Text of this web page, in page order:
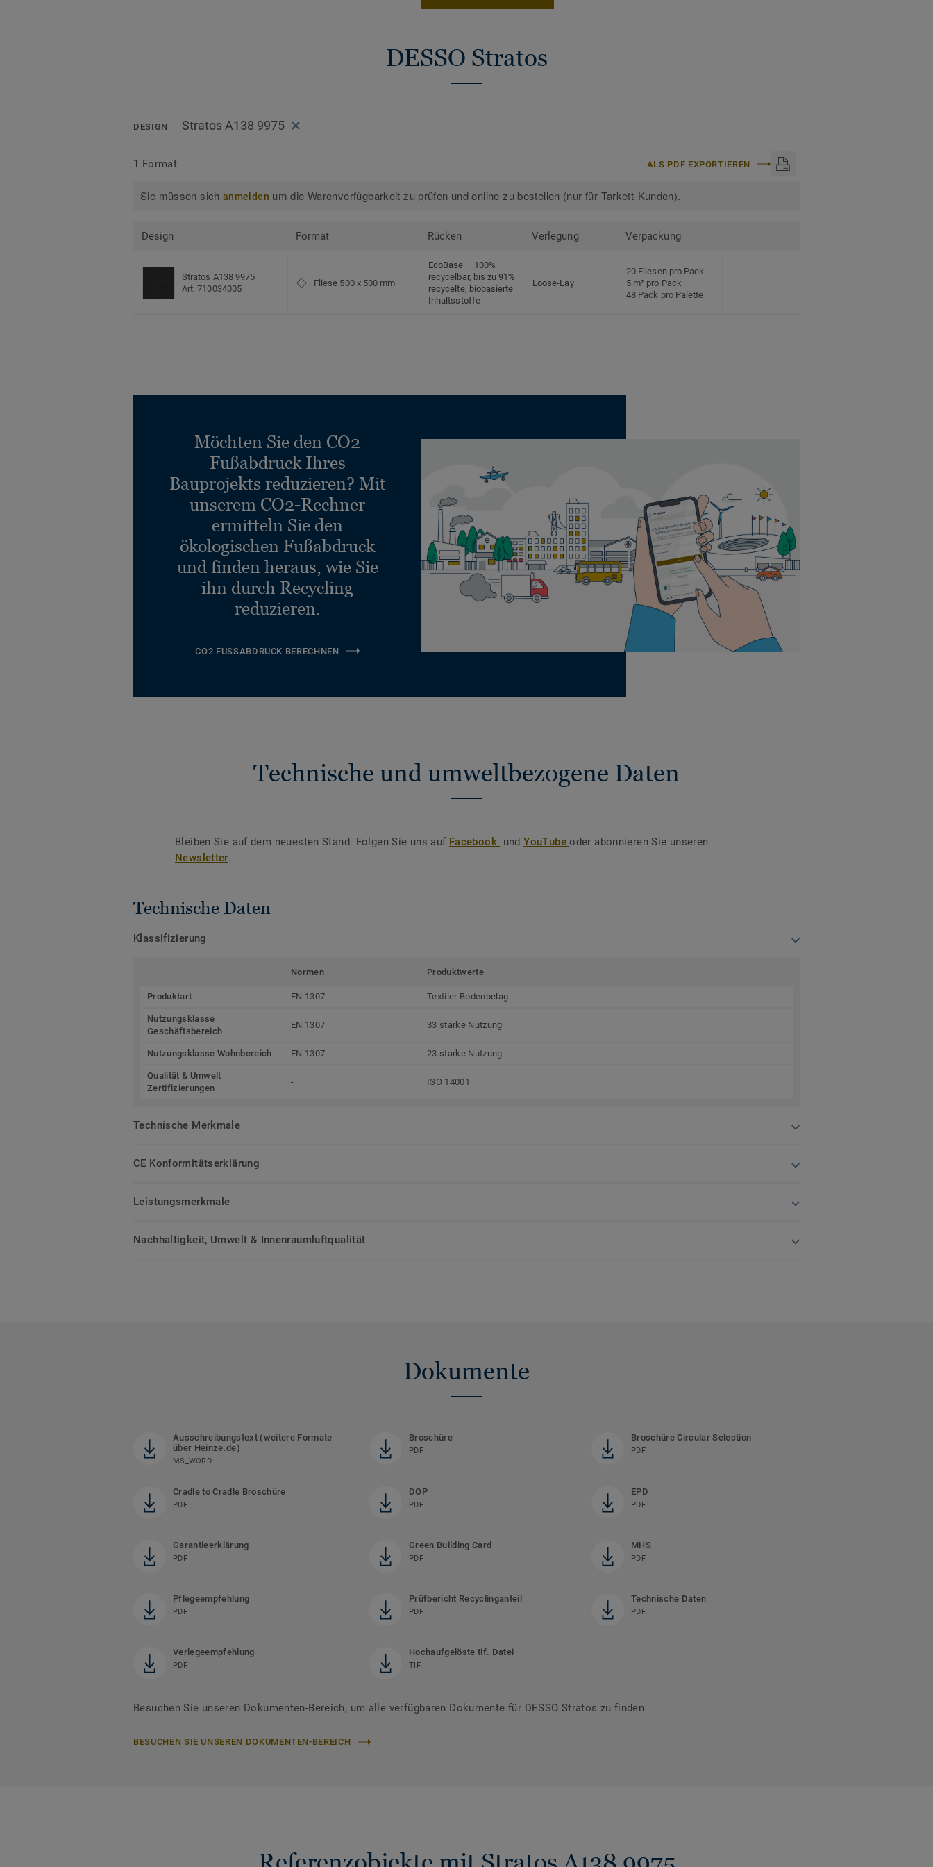
DESSO Stratos
DESIGN Stratos A138 9975
1 Format ALS PDF EXPORTIEREN
Sie müssen sichanmelden um die Warenverfügbarkeit zu prüfen und online zu bestellen (nur für Tarkett-Kunden).
Design Format Rücken Verlegung Verpackung
Stratos A138 9975
Art. 710034005
Fliese 500 x 500 mm
EcoBase – 100%
recycelbar, bis zu 91%
recycelte, biobasierte
Inhaltsstoffe
Loose-Lay
20 Fliesen pro Pack
5 m² pro Pack
48 Pack pro Palette
Möchten Sie den CO2
Fußabdruck Ihres
Bauprojekts reduzieren? Mit
unserem CO2-Rechner
ermitteln Sie den
ökologischen Fußabdruck
und finden heraus, wie Sie
ihn durch Recycling
reduzieren.
CO2 FUSSABDRUCK BERECHNEN
Technische und umweltbezogene Daten
Bleiben Sie auf dem neuesten Stand. Folgen Sie uns auf Facebook undYouTubeoder abonnieren Sie unseren
Newsletter.
Technische Daten
Klassifizierung
Normen Produktwerte
Produktart EN 1307 Textiler Bodenbelag
Nutzungsklasse
Geschäftsbereich
EN 1307 33 starke Nutzung
Nutzungsklasse Wohnbereich EN 1307 23 starke Nutzung
Qualität & Umwelt
Zertifizierungen
- ISO 14001
Technische Merkmale
CE Konformitätserklärung
Leistungsmerkmale
Nachhaltigkeit, Umwelt & Innenraumluftqualität
Dokumente
Ausschreibungstext (weitere Formate
über Heinze.de)
MS_WORD
Broschüre
PDF
Broschüre Circular Selection
PDF
Cradle to Cradle Broschüre
PDF
DOP
PDF
EPD
PDF
Garantieerklärung
PDF
Green Building Card
PDF
MHS
PDF
Pflegeempfehlung
PDF
Prüfbericht Recyclinganteil
PDF
Technische Daten
PDF
Verlegeempfehlung
PDF
Hochaufgelöste tif. Datei
TIF
Besuchen Sie unseren Dokumenten-Bereich, um alle verfügbaren Dokumente für DESSO Stratos zu finden
BESUCHEN SIE UNSEREN DOKUMENTEN-BEREICH